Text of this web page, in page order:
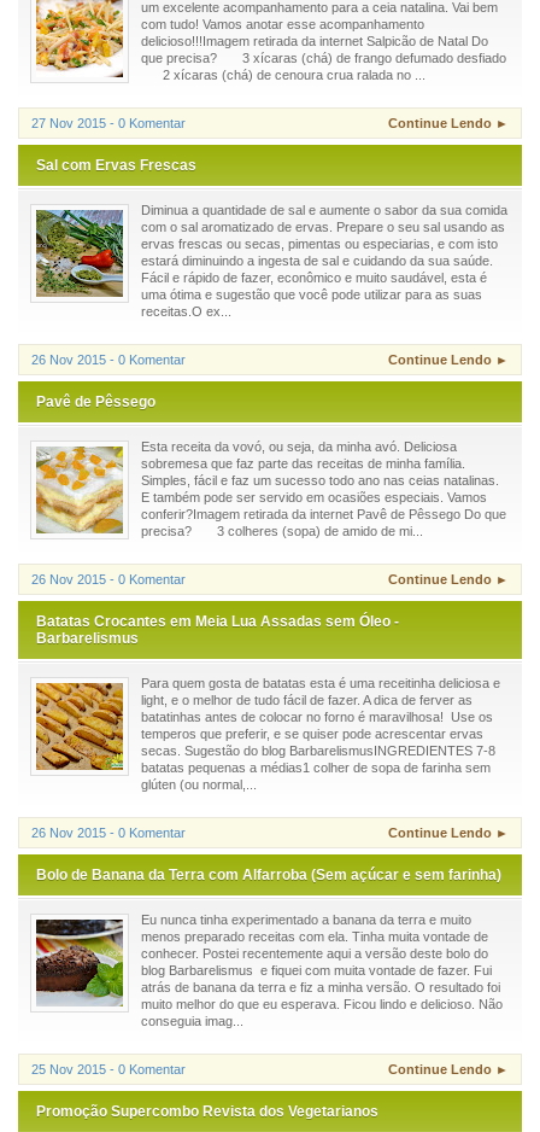
um excelente acompanhamento para a ceia natalina. Vai bem
com tudo! Vamos anotar esse acompanhamento
delicioso!!!Imagem retirada da internet Salpicão de Natal Do
que precisa? 3 xícaras (chá) de frango defumado desfiado
2 xícaras (chá) de cenoura crua ralada no ...
27 Nov 2015 - 0 Komentar Continue Lendo ►
Sal com Ervas Frescas
Diminua a quantidade de sal e aumente o sabor da sua comida
com o sal aromatizado de ervas. Prepare o seu sal usando as
ervas frescas ou secas, pimentas ou especiarias, e com isto
estará diminuindo a ingesta de sal e cuidando da sua saúde.
Fácil e rápido de fazer, econômico e muito saudável, esta é
uma ótima e sugestão que você pode utilizar para as suas
receitas.O ex...
26 Nov 2015 - 0 Komentar Continue Lendo ►
Pavê de Pêssego
Esta receita da vovó, ou seja, da minha avó. Deliciosa
sobremesa que faz parte das receitas de minha família.
Simples, fácil e faz um sucesso todo ano nas ceias natalinas.
E também pode ser servido em ocasiões especiais. Vamos
conferir?Imagem retirada da internet Pavê de Pêssego Do que
precisa? 3 colheres (sopa) de amido de mi...
26 Nov 2015 - 0 Komentar Continue Lendo ►
Batatas Crocantes em Meia Lua Assadas sem Óleo -
Barbarelismus
Para quem gosta de batatas esta é uma receitinha deliciosa e
light, e o melhor de tudo fácil de fazer. A dica de ferver as
batatinhas antes de colocar no forno é maravilhosa! Use os
temperos que preferir, e se quiser pode acrescentar ervas
secas. Sugestão do blog BarbarelismusINGREDIENTES 7-8
batatas pequenas a médias1 colher de sopa de farinha sem
glúten (ou normal,...
26 Nov 2015 - 0 Komentar Continue Lendo ►
Bolo de Banana da Terra com Alfarroba (Sem açúcar e sem farinha)
Eu nunca tinha experimentado a banana da terra e muito
menos preparado receitas com ela. Tinha muita vontade de
conhecer. Postei recentemente aqui a versão deste bolo do
blog Barbarelismus e fiquei com muita vontade de fazer. Fui
atrás de banana da terra e fiz a minha versão. O resultado foi
muito melhor do que eu esperava. Ficou lindo e delicioso. Não
conseguia imag...
25 Nov 2015 - 0 Komentar Continue Lendo ►
Promoção Supercombo Revista dos Vegetarianos